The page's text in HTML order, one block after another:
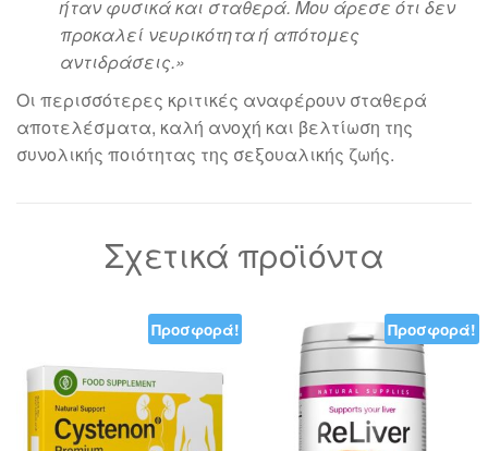
ήταν φυσικά και σταθερά. Μου άρεσε ότι δεν
προκαλεί νευρικότητα ή απότομες
αντιδράσεις.»
Οι περισσότερες κριτικές αναφέρουν σταθερά
αποτελέσματα, καλή ανοχή και βελτίωση της
συνολικής ποιότητας της σεξουαλικής ζωής.
Σχετικά προϊόντα
Προσφορά! Προσφορά!